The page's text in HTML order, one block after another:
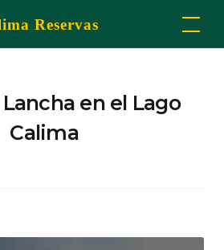
Reservas
en el Lago
Calima